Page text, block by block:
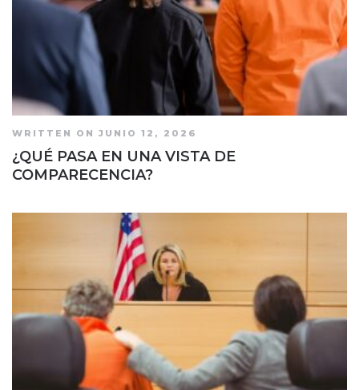
WRITTEN ON JUNIO 12, 2026
¿QUÉ PASA EN UNA VISTA DE
COMPARECENCIA?